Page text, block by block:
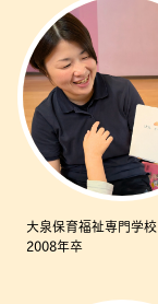
大泉保育福祉専門学校
2008年卒